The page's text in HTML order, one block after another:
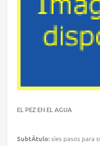
EL PEZ EN EL AGUA
SubtÃ­tulo:sies pasos para